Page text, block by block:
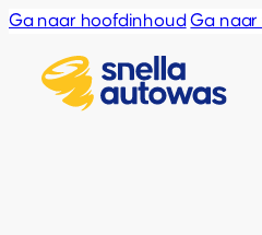
Ga naar hoofdinhoud Ga